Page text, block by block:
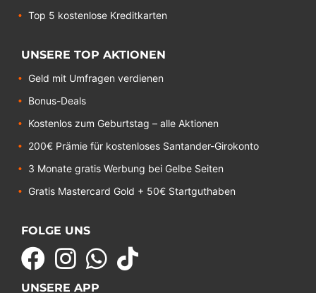
Top 5 kostenlose Kreditkarten
UNSERE TOP AKTIONEN
Geld mit Umfragen verdienen
Bonus-Deals
Kostenlos zum Geburtstag – alle Aktionen
200€ Prämie für kostenloses Santander-Girokonto
3 Monate gratis Werbung bei Gelbe Seiten
Gratis Mastercard Gold + 50€ Startguthaben
FOLGE UNS
UNSERE APP